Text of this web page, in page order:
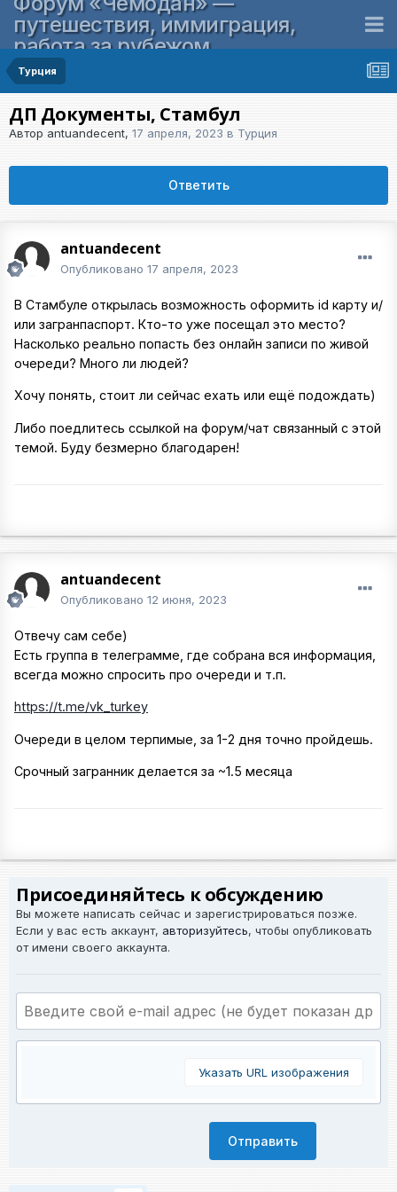
путешествия, иммиграция,
работа за рубежом
Турция
ДП Документы, Стамбул
Автор antuandecent, 17 апреля, 2023 в Турция
Ответить
antuandecent
Опубликовано 17 апреля, 2023
В Стамбуле открылась возможность оформить id карту и/
или загранпаспорт. Кто-то уже посещал это место?
Насколько реально попасть без онлайн записи по живой
очереди? Много ли людей?
Хочу понять, стоит ли сейчас ехать или ещё подождать)
Либо поедлитесь ссылкой на форум/чат связанный с этой
темой. Буду безмерно благодарен!
antuandecent
Опубликовано 12 июня, 2023
Отвечу сам себе)
Есть группа в телеграмме, где собрана вся информация,
всегда можно спросить про очереди и т.п.
https://t.me/vk_turkey
Очереди в целом терпимые, за 1-2 дня точно пройдешь.
Срочный загранник делается за ~1.5 месяца
Присоединяйтесь к обсуждению
Вы можете написать сейчас и зарегистрироваться позже.
Если у вас есть аккаунт, авторизуйтесь, чтобы опубликовать
от имени своего аккаунта.
Указать URL изображения
Отправить